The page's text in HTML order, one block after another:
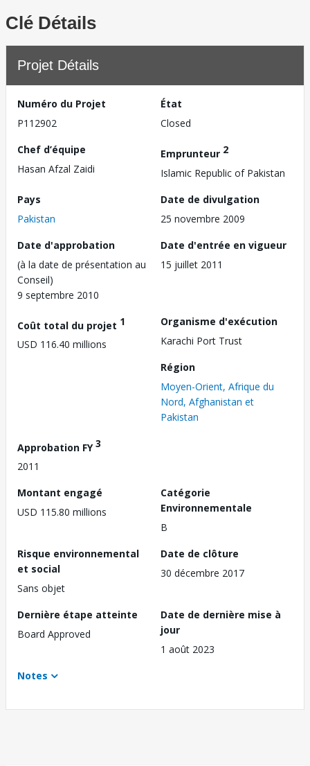
Clé Détails
Projet Détails
Numéro du Projet
P112902
État
Closed
Chef d’équipe
Hasan Afzal Zaidi
Emprunteur 2
Islamic Republic of Pakistan
Pays
Pakistan
Date de divulgation
25 novembre 2009
Date d'approbation
(à la date de présentation au
Conseil)
9 septembre 2010
Date d'entrée en vigueur
15 juillet 2011
Coût total du projet 1
USD 116.40 millions
Organisme d'exécution
Karachi Port Trust
Région
Moyen-Orient, Afrique du
Nord, Afghanistan et
Pakistan
Approbation FY3
2011
Montant engagé
USD 115.80 millions
Catégorie
Environnementale
B
Risque environnemental
et social
Sans objet
Date de clôture
30 décembre 2017
Dernière étape atteinte
Board Approved
Date de dernière mise à
jour
1 août 2023
Notes